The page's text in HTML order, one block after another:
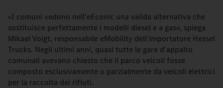
«I comuni vedono nell'eEconic una valida alternativa che
sostituisce perfettamente i modelli diesel e a gas», spiega
Mikael Voigt, responsabile eMobility dell'importatore Hessel
Trucks. Negli ultimi anni, quasi tutte le gare d'appalto
comunali avevano chiesto che il parco veicoli fosse
composto esclusivamente o parzialmente da veicoli elettrici
per la raccolta dei rifiuti.